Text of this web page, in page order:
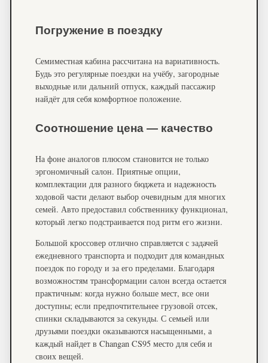
Погружение в поездку
Семиместная кабина рассчитана на вариативность.
Будь это регулярные поездки на учёбу, загородные
выходные или дальний отпуск, каждый пассажир
найдёт для себя комфортное положение.
Соотношение цена — качество
На фоне аналогов плюсом становится не только
эргономичный салон. Приятные опции,
комплектации для разного бюджета и надежность
ходовой части делают выбор очевидным для многих
семей. Авто предоставил собственнику функционал,
который легко подстраивается под ритм его жизни.
Большой кроссовер отлично справляется с задачей
ежедневного транспорта и подходит для командных
поездок по городу и за его пределами. Благодаря
возможностям трансформации салон всегда остается
практичным: когда нужно больше мест, все они
доступны; если предпочтительнее грузовой отсек,
спинки складываются за секунды. С семьей или
друзьями поездки оказываются насыщенными, а
каждый найдет в Changan CS95 место для себя и
своих вещей.